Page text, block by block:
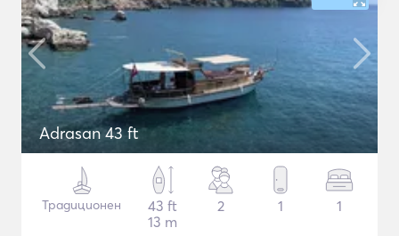
Adrasan 43 ft
Традиционен
43 ft
13 m
2 1 1